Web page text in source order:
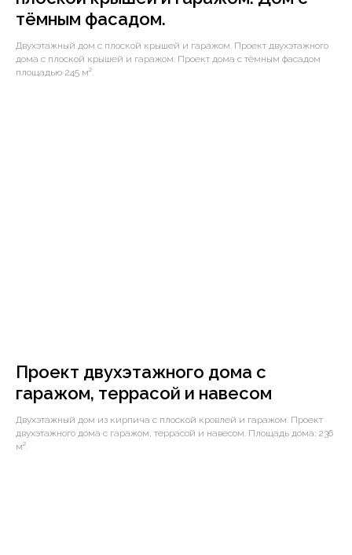
тёмным фасадом.
Двухэтажный дом с плоской крышей и гаражом. Проект двухэтажного
дома с плоской крышей и гаражом. Проект дома с тёмным фасадом
площадью 245 м².
Проект двухэтажного дома с
гаражом, террасой и навесом
Двухэтажный дом из кирпича с плоской кровлей и гаражом. Проект
двухэтажного дома с гаражом, террасой и навесом. Площадь дома: 236
м².